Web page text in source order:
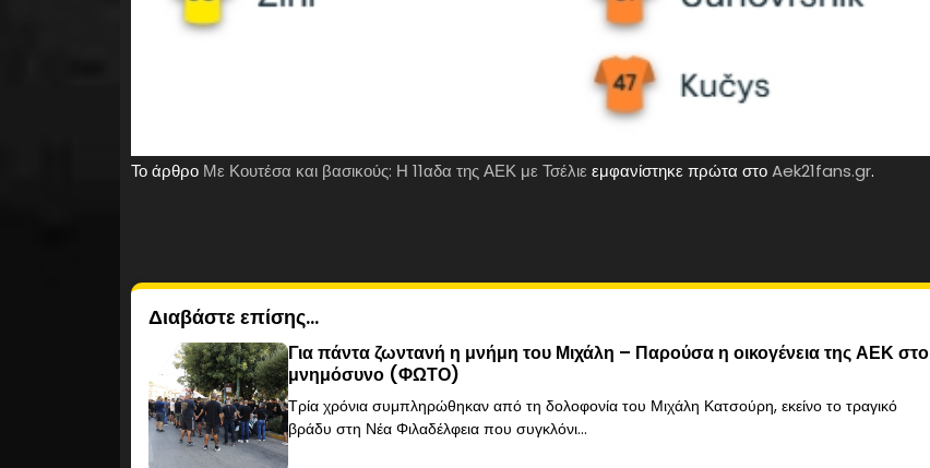
Το άρθρο Με Κουτέσα και βασικούς: Η 11αδα της ΑΕΚ με Τσέλιεεμφανίστηκε πρώτα στοAek21fans.gr.
Διαβάστε επίσης...
Για πάντα ζωντανή η μνήμη του Μιχάλη – Παρούσα η οικογένεια της ΑΕΚ στο
μνημόσυνο (ΦΩΤΟ)
Τρία χρόνια συμπληρώθηκαν από τη δολοφονία του Μιχάλη Κατσούρη, εκείνο το τραγικό
βράδυ στη Νέα Φιλαδέλφεια που συγκλόνι...